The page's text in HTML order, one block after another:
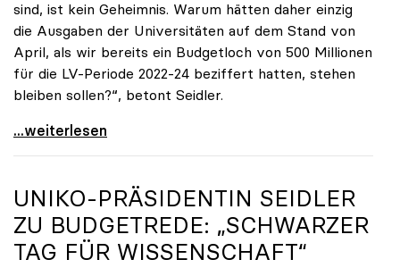
sind, ist kein Geheimnis. Warum hätten daher einzig
die Ausgaben der Universitäten auf dem Stand von
April, als wir bereits ein Budgetloch von 500 Millionen
für die LV-Periode 2022-24 beziffert hatten, stehen
bleiben sollen?“, betont Seidler.
Universitäten fordern Krisengipfel zum
...weiterlesen
UNIKO-PRÄSIDENTIN SEIDLER
ZU BUDGETREDE: „SCHWARZER
TAG FÜR WISSENSCHAFT“